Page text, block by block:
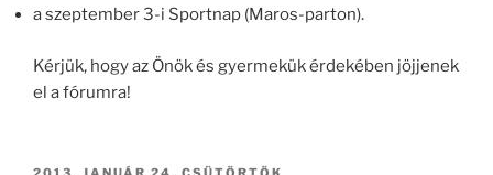
a szeptember 3-i Sportnap (Maros-parton).
Kérjük, hogy az Önök és gyermekük érdekében jöjjenek
el a fórumra!